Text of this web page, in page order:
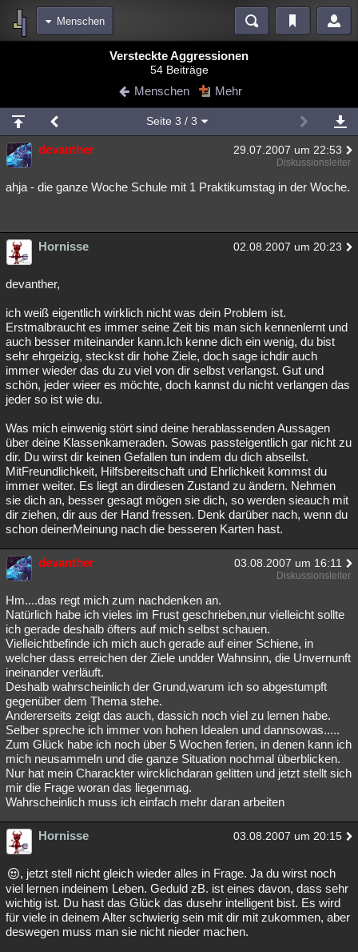
Menschen
Blogs
Chat Wiki Neuigkeiten
meine Rubriken
Menschen Wissenschaft Mystery Kriminalfälle
Spiritualität Verschwörungen Technologie Ufologie
weitere Rubriken
Philosophie
Musik Clash Verbesserungen Allmystery English
Übersichten
Besucht Teilgenommen Alle Neue Geschlossen
Lesenswert Schlüsselwörter
Versteckte Aggressionen
54 Beiträge
Menschen Mehr
Seite 3 / 3
devanther 29.07.2007 um 22:53
Diskussionsleiter
ahja - die ganze Woche Schule mit 1 Praktikumstag in der Woche.
Hornisse 02.08.2007 um 20:23
devanther,
ich weiß eigentlich wirklich nicht was dein Problem ist.
Erstmalbraucht es immer seine Zeit bis man sich kennenlernt und
auch besser miteinander kann.Ich kenne dich ein wenig, du bist
sehr ehrgeizig, steckst dir hohe Ziele, doch sage ichdir auch
immer wieder das du zu viel von dir selbst verlangst. Gut und
schön, jeder wieer es möchte, doch kannst du nicht verlangen das
jeder so ist wie du.
Was mich einwenig stört sind deine herablassenden Aussagen
über deine Klassenkameraden. Sowas passteigentlich gar nicht zu
dir. Du wirst dir keinen Gefallen tun indem du dich abseilst.
MitFreundlichkeit, Hilfsbereitschaft und Ehrlichkeit kommst du
immer weiter. Es liegt an dirdiesen Zustand zu ändern. Nehmen
sie dich an, besser gesagt mögen sie dich, so werden sieauch mit
dir ziehen, dir aus der Hand fressen. Denk darüber nach, wenn du
schon deinerMeinung nach die besseren Karten hast.
devanther 03.08.2007 um 16:11
Diskussionsleiter
Hm....das regt mich zum nachdenken an.
Natürlich habe ich vieles im Frust geschrieben,nur vielleicht sollte
ich gerade deshalb öfters auf mich selbst schauen.
Vielleichtbefinde ich mich auch gerade auf einer Schiene, in
welcher dass erreichen der Ziele undder Wahnsinn, die Unvernunft
ineinander verläuft.
Deshalb wahrscheinlich der Grund,warum ich so abgestumpft
gegenüber dem Thema stehe.
Andererseits zeigt das auch, dassich noch viel zu lernen habe.
Selber spreche ich immer von hohen Idealen und dannsowas.....
Zum Glück habe ich noch über 5 Wochen ferien, in denen kann ich
mich neusammeln und die ganze Situation nochmal überblicken.
Nur hat mein Charackter wircklichdaran gelitten und jetzt stellt sich
mir die Frage woran das liegenmag.
Wahrscheinlich muss ich einfach mehr daran arbeiten
Hornisse 03.08.2007 um 20:15
, jetzt stell nicht gleich wieder alles in Frage. Ja du wirst noch
viel lernen indeinem Leben. Geduld zB. ist eines davon, dass sehr
wichtig ist. Du hast das Glück das dusehr intelligent bist. Es wird
für viele in deinem Alter schwierig sein mit dir mit zukommen, aber
deswegen muss man sie nicht nieder machen.